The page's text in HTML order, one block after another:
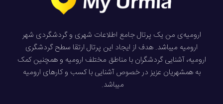
ارومیه‌ی من یک پرتال جامع اطلاعات شهری و گردشگردی شهر
ارومیه میباشد. هدف از ایجاد این پرتال ارتقا سطح گردشگری
ارومیه، آشنایی گردشگران با مناطق مختلف ارومیه و همچنین کمک
به همشهریان عزیز در خصوص آشنایی با کسب و کارهای ارومیه
میباشد.